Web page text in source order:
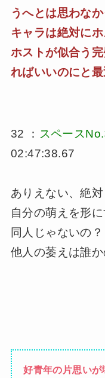
うへとは思わな
キャラは絶対に
ホストが似合う
ればいいのにと最
32 ： スペース
02:47:38.67
ありえない、絶
自分の萌えを形
同人じゃないの？
他人の萎えは誰
好青年の片思いが